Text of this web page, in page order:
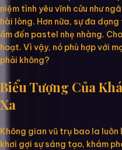
niệm tình yêu vĩnh cửu như
hài lòng. Hơn nữa, sự đa
ấm đến pastel nhẹ nhàng.
hoạt. Vì vậy, nó phù hợp với
phải không?
Biểu Tượng Của
Xa
Không gian vũ trụ bao la
khơi gợi sự sáng tạo, khám